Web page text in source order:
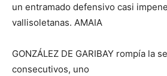
un entramado defensivo casi
vallisoletanas. AMAIA
GONZÁLEZ DE GARIBAY rompía la
consecutivos, uno